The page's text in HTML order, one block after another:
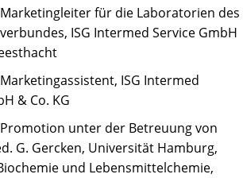
Marketingleiter für die Laboratorien des
ISG Intermed Service GmbH
ISG Intermed
& Co. KG
Promotion unter der Betreuung von
G. Gercken, Universität Hamburg,
und Lebensmittelchemie,